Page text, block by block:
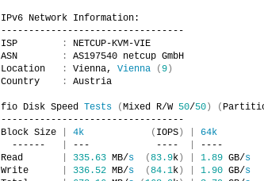
IPv6 Network Information:
---------------------------------
ISP
:
NETCUP-KVM-VIE
ASN
:
AS197540 netcup GmbH
Location
: Vienna, Vienna (9 )
Country
: Austria
fio Disk Speed Tests (Mixed R/W 50/50 ) (
---------------------------------
Block Size
4k ( IOPS ) 64k
  ------
---            ----
----
Read
335.63 MB/s (83.9k ) 1.89 GB/s
Write
336.52 MB/s (84.1k ) 1.90 GB/s